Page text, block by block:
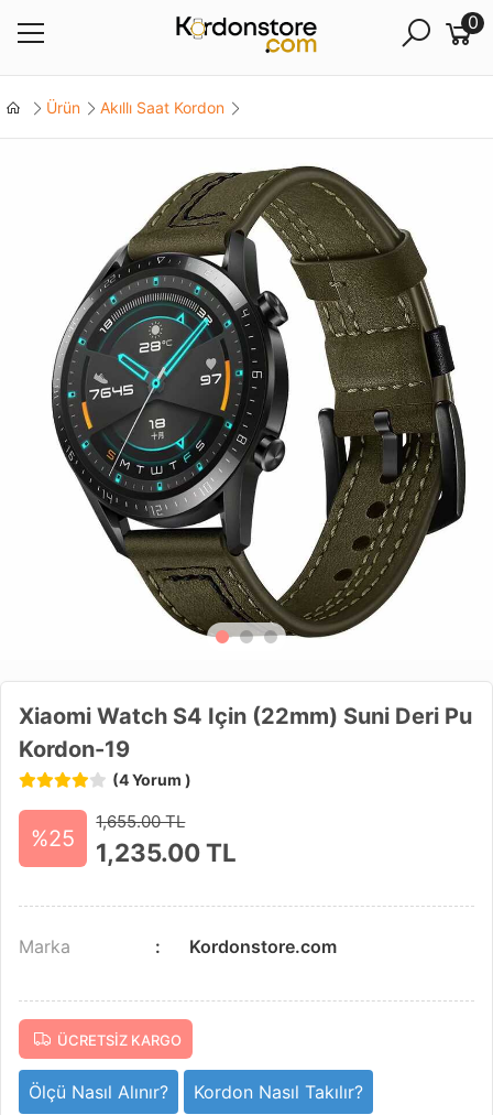
0
Ürün Akıllı Saat Kordon
Xiaomi Watch S4 Için (22mm) Suni Deri Pu
Kordon-19
(4 Yorum )
%25
1,655.00 TL
1,235.00TL
Marka Kordonstore.com
ÜCRETSIZ KARGO
Ölçü Nasıl Alınır? Kordon Nasıl Takılır?